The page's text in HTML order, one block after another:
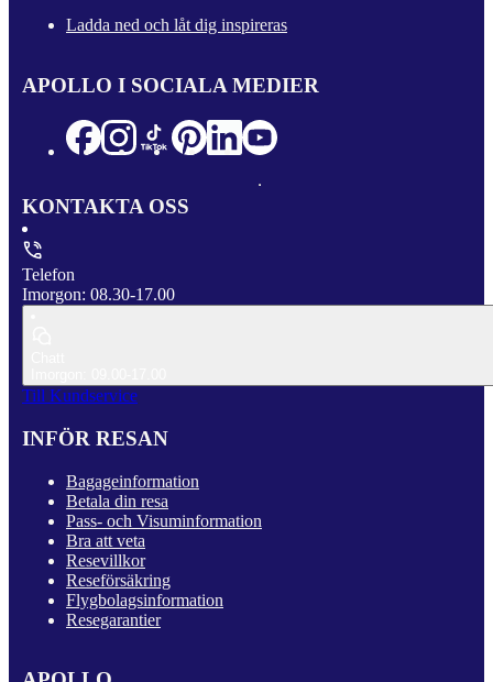
Ladda ned och låt dig inspireras
APOLLO I SOCIALA MEDIER
KONTAKTA OSS
Telefon
Imorgon: 08.30-17.00
Till Kundservice
INFÖR RESAN
Bagageinformation
Betala din resa
Pass- och Visuminformation
Bra att veta
Resevillkor
Reseförsäkring
Flygbolagsinformation
Resegarantier